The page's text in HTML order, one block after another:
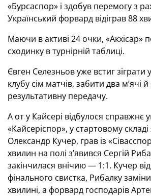
«Бурсаспор» і здобув перемогу з
Український форвард відіграв 88
Маючи в активі 24 очки, «Акхісар»
сходинку в турнірній таблиці.
Євген Селезньов уже встиг зіграти
клубу сім матчів, забити два м’ячі
результативну передачу.
А от у Кайсері відбулося справжнє
«Кайсеріспор», у стартовому
Олександр Кучер, грав із
хвилин на полі з’явився Сергій
закінчилася внічию — 1:1. Кучер
фінального свистка, Рибалку
хвилині, а форвард господарів